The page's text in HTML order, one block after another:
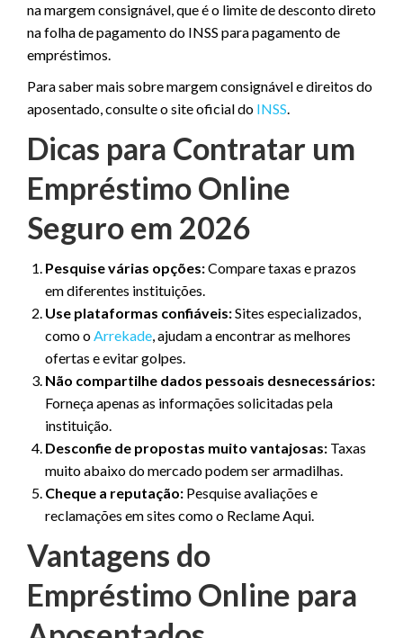
na margem consignável, que é o limite de desconto direto
na folha de pagamento do INSS para pagamento de
empréstimos.
Para saber mais sobre margem consignável e direitos do
aposentado, consulte o site oficial do INSS.
Dicas para Contratar um
Empréstimo Online
Seguro em 2026
Pesquise várias opções:Compare taxas e prazos
em diferentes instituições.
Use plataformas confiáveis:Sites especializados,
como oArrekade, ajudam a encontrar as melhores
ofertas e evitar golpes.
Não compartilhe dados pessoais desnecessários:
Forneça apenas as informações solicitadas pela
instituição.
Desconfie de propostas muito vantajosas: Taxas
muito abaixo do mercado podem ser armadilhas.
Cheque a reputação: Pesquise avaliações e
reclamações em sites como o Reclame Aqui.
Vantagens do
Empréstimo Online para